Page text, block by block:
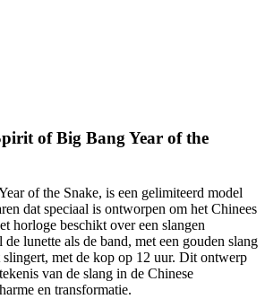
of Big Bang Year of the
of the Snake, is een gelimiteerd model
dat speciaal is ontworpen om het Chinees
horloge beschikt over een slangen
lunette als de band, met een gouden slang
met de kop op 12 uur. Dit ontwerp
van de slang in de Chinese
en transformatie.